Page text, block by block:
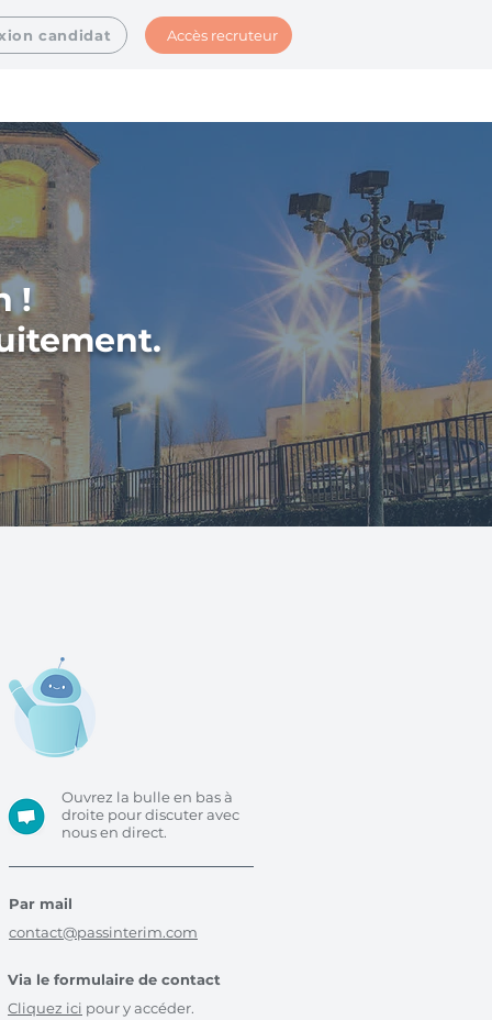
candidat Accès recruteur
!
Ouvrez la bulle en bas à
droite pour discuter avec
nous en direct.
Par mail
contact@passinterim.com
Via le formulaire de contact
Cliquez ici pour y accéder.